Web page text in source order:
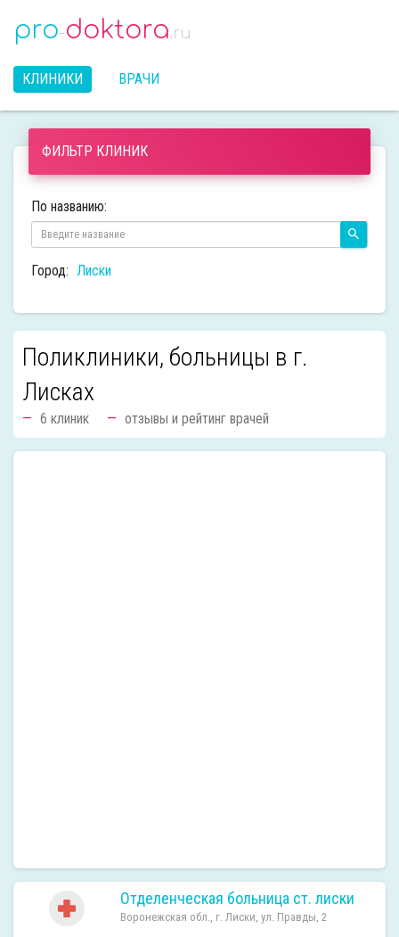
pro-doktora.ru
КЛИНИКИ ВРАЧИ
ФИЛЬТР КЛИНИК
По названию:
Город: Лиски
Поликлиники, больницы в г.
Лисках
6 клиник отзывы и рейтинг врачей
Отделенческая больница ст. лиски
Воронежская обл., г. Лиски, ул. Правды, 2